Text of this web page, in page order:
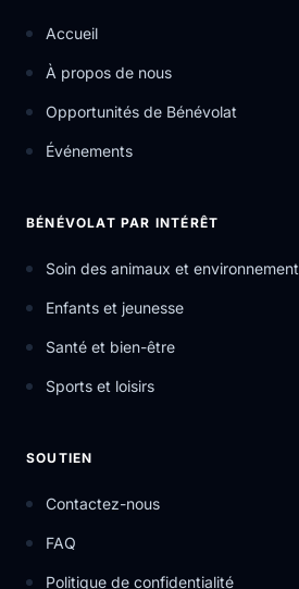
Accueil
À propos de nous
Opportunités de Bénévolat
Événements
BÉNÉVOLAT PAR INTÉRÊT
Soin des animaux et environnement
Enfants et jeunesse
Santé et bien-être
Sports et loisirs
SOUTIEN
Contactez-nous
FAQ
Politique de confidentialité